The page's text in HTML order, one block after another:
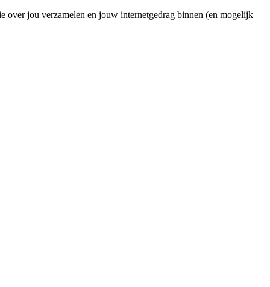
over jou verzamelen en jouw internetgedrag binnen (en mogelijk